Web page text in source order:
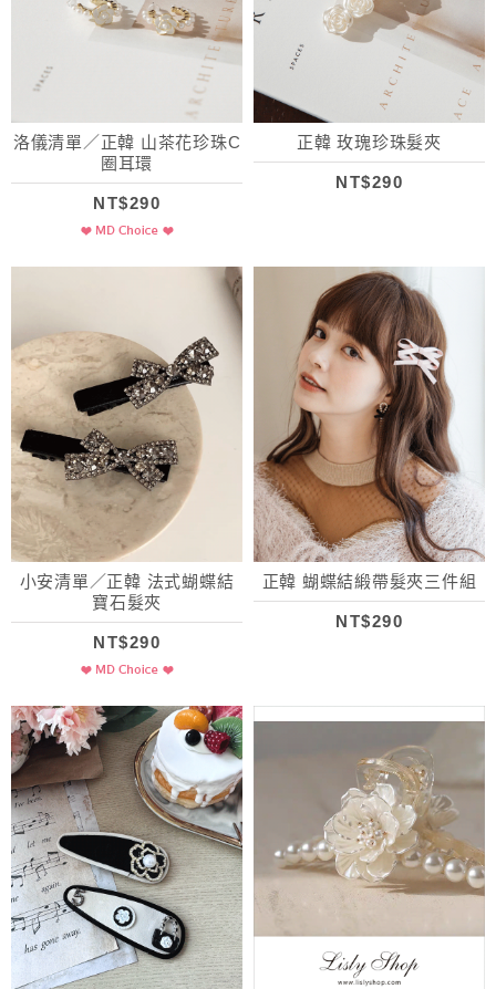
洛儀清單／正韓 山茶花珍珠C
圈耳環
NT$290
正韓 玫瑰珍珠髮夾
NT$290
小安清單／正韓 法式蝴蝶結
寶石髮夾
NT$290
正韓 蝴蝶結緞帶髮夾三件組
NT$290